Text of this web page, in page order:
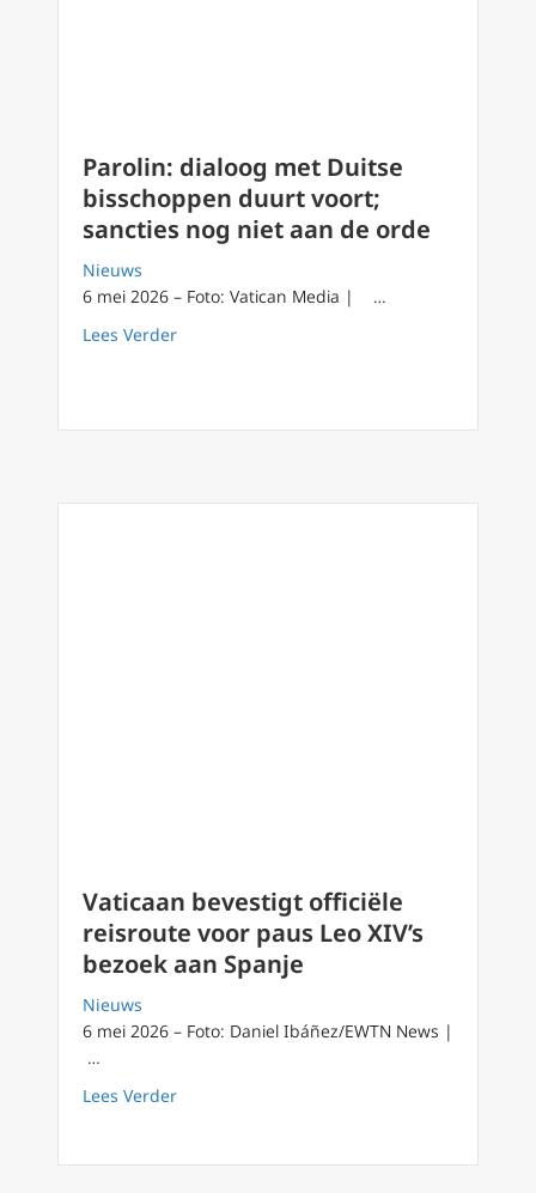
Parolin: dialoog met Duitse
bisschoppen duurt voort;
sancties nog niet aan de orde
Nieuws
6 mei 2026 – Foto: Vatican Media | …
Lees Verderabout Parolin: dialoog met Duitse
Vaticaan bevestigt officiële
reisroute voor paus Leo XIV’s
bezoek aan Spanje
Nieuws
6 mei 2026 – Foto: Daniel Ibáñez/EWTN News |
…
Lees Verderabout Vaticaan bevestigt officiële reisroute